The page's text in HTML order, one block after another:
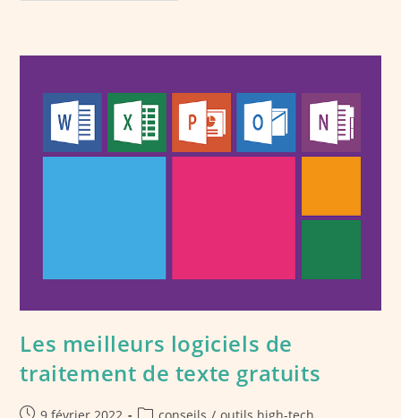
Qui
Vous
Les meilleurs logiciels de
traitement de texte gratuits
Publication
9 février 2022 Postconseils / outils high-tech